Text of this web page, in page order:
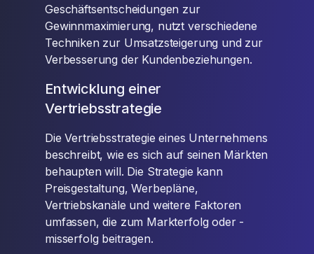
Geschäftsentscheidungen zur
Gewinnmaximierung, nutzt verschiedene
Techniken zur Umsatzsteigerung und zur
Verbesserung der Kundenbeziehungen.
Entwicklung einer
Vertriebsstrategie
Die Vertriebsstrategie eines Unternehmens
beschreibt, wie es sich auf seinen Märkten
behaupten will. Die Strategie kann
Preisgestaltung, Werbepläne,
Vertriebskanäle und weitere Faktoren
umfassen, die zum Markterfolg oder -
misserfolg beitragen.